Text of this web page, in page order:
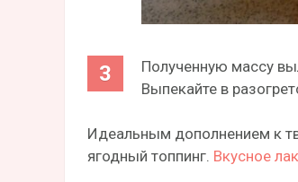
Полученную массу
Выпекайте в
Идеальным дополнением к
ягодный топпинг. Вкусное